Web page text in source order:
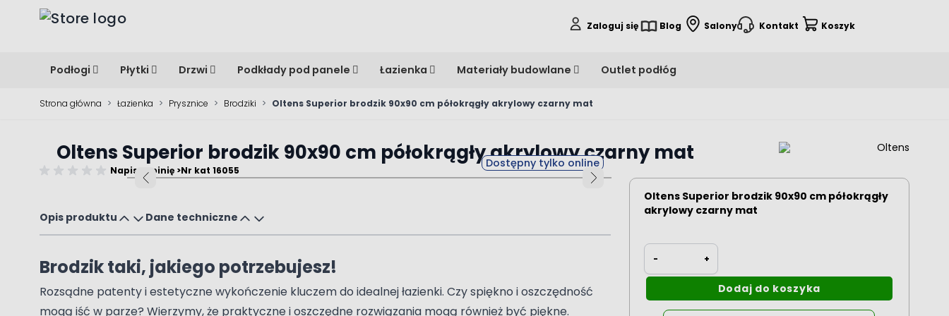
Przejdź do treści
Zaloguj się Blog Salony Kontakt Koszyk
Podłogi Płytki Drzwi Podkłady pod panele Łazienka Materiały budowlane Outlet podłóg
Strona główna > Łazienka > Prysznice > Brodziki > Oltens Superior brodzik 90x90 cm półokrągły akrylowy czarny mat
Oltens Superior brodzik 90x90 cm półokrągły akrylowy czarny mat
Napisz opinię >Nr kat 16055
Dostępny tylko online
Main image
Click to view image in fullscreen
Opis produktu Dane techniczne
Brodzik taki, jakiego potrzebujesz!
Rozsądne patenty i estetyczne wykończenie kluczem do idealnej łazienki. Czy spiękno i oszczędność
mogą iść w parze? Wierzymy, że praktyczne i oszczędne rozwiązania mogą również być piękne.
Oltens Superior brodzik 90x90 cm półokrągły
akrylowy czarny mat
-
Ilość
+
Dodaj do koszyka